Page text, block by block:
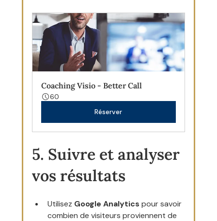
Coaching Visio - Better Call
60
Réserver
5. Suivre et analyser
vos résultats
Utilisez Google Analytics pour savoir
combien de visiteurs proviennent de